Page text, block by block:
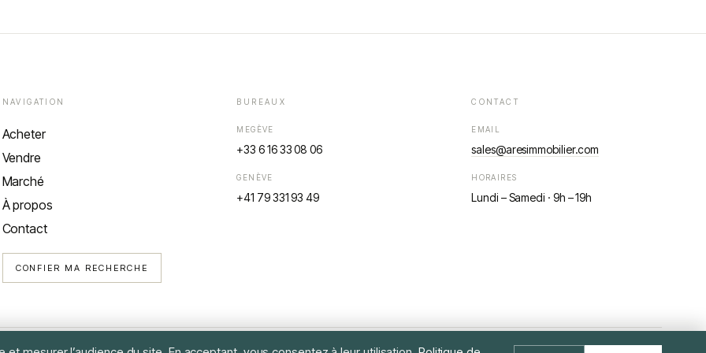
NAVIGATION
Acheter
Vendre
Marché
À propos
Contact
CONFIER MA RECHERCHE
BUREAUX
MEGÈVE
+33 6 16 33 08 06
GENÈVE
+41 79 331 93 49
CONTACT
EMAIL
sales@aresimmobilier.com
HORAIRES
Lundi – Samedi · 9h – 19h